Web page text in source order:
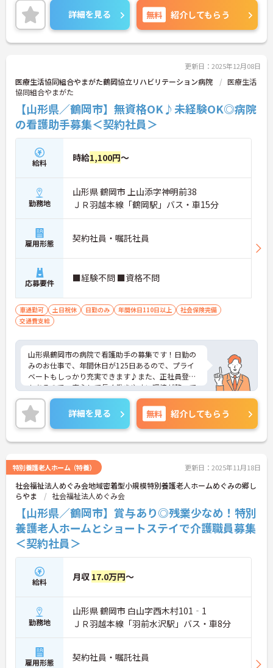
お話しいたしますのでお気軽にご相談ください。
詳細を見る 無料 紹介してもらう
更新日：2025年12月08日
医療生活協同組合やまがた鶴岡協立リハビリテーション病院
医療生活
協同組合やまがた
【山形県／鶴岡市】無資格OK♪未経験OK◎病院
の看護助手募集＜契約社員＞
給料 時給1,100円～
勤務地
山形県 鶴岡市 上山添字神明前38
ＪＲ羽越本線「鶴岡駅」バス・車15分
雇用形態 契約社員・嘱託社員
応募要件 ■経験不問 ■資格不問
車通勤可 土日祝休 日勤のみ 年間休日110日以上
社会保険完備
交通費支給
山形県鶴岡市の病院で看護助手の募集です！日勤の
みのお仕事で、年間休日が125日あるので、プライ
ベートもしっかり充実できます♪また、正社員登用
もあるので、安心して長く働きやすい環境が整って
います◎ご興味のある方は、面接ポイントをお伝え
しますので、お気軽にご連絡ください。
詳細を見る 無料 紹介してもらう
特別養護老人ホーム（特養） 更新日：2025年11月18日
社会福祉法人めぐみ会地域密着型小規模特別養護老人ホームめぐみの郷し
らやま
社会福祉法人めぐみ会
【山形県／鶴岡市】賞与あり◎残業少なめ！特別
養護老人ホームとショートステイで介護職員募集
＜契約社員＞
給料 月収 17.0万円～
勤務地
山形県 鶴岡市 白山字西木村101‐1
ＪＲ羽越本線「羽前水沢駅」バス・車8分
雇用形態 契約社員・嘱託社員